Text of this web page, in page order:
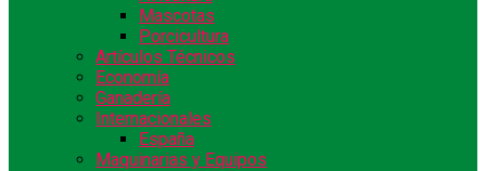
Mascotas
Porcicultura
Artículos Técnicos
Economía
Ganadería
Internacionales
España
Maquinarias y Equipos